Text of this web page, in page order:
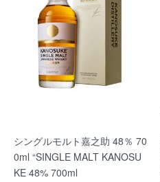
シングルモルト嘉之助 48％ 70
0ml “SINGLE MALT KANOSU
KE 48% 700ml